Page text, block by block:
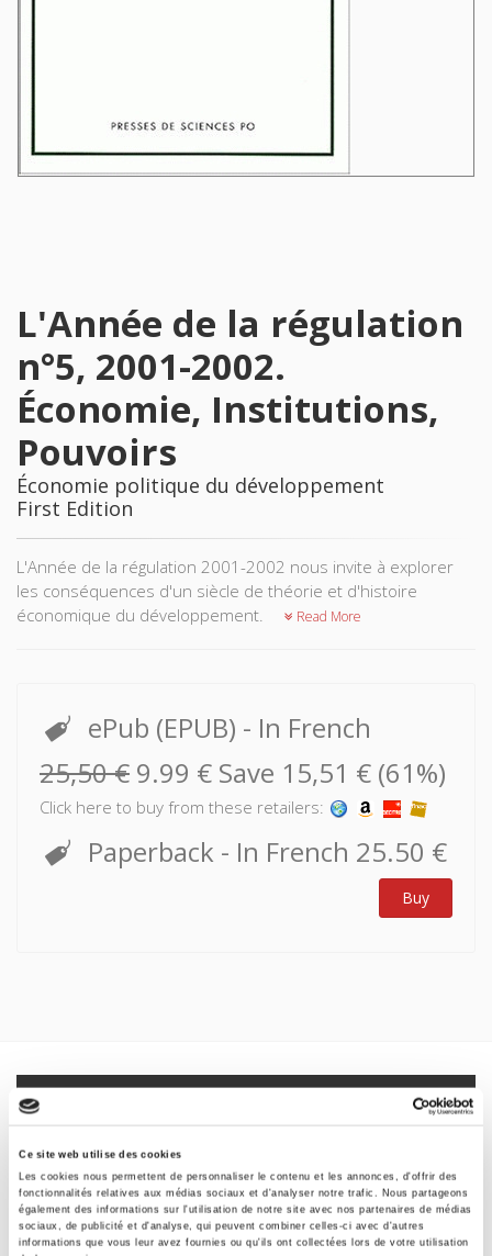
Ce site web utilise des cookies
Les cookies nous permettent de personnaliser le contenu et les annonces, d'offrir des
fonctionnalités relatives aux médias sociaux et d'analyser notre trafic. Nous partageons
également des informations sur l'utilisation de notre site avec nos partenaires de médias
sociaux, de publicité et d'analyse, qui peuvent combiner celles-ci avec d'autres
informations que vous leur avez fournies ou qu'ils ont collectées lors de votre utilisation
L'Année de la régulation
n°5, 2001-2002.
Économie, Institutions,
Pouvoirs
Économie politique du développement
First Edition
L'Année de la régulation 2001-2002 nous invite à explorer
les conséquences d'un siècle de théorie et d'histoire
économique du développement.
Read More
ePub (EPUB) - In French
25,50 € 9.99 € Save 15,51 € (61%)
Click here to buy from these retailers:
Paperback - In French 25.50 €
Buy
Formats
Contents